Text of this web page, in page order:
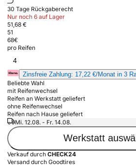
30 Tage Rückgaberecht
Nur noch 6 auf Lager
51,68 €
51
68€
pro Reifen
4
Zinsfreie Zahlung: 17,22 €/Monat in 3
Beliebte Wahl
mit Reifenwechsel
Reifen an Werkstatt geliefert
ohne Reifenwechsel
Reifen nach Hause geliefert
Mi. 12.08. - Fr. 14.08.
Werkstatt
Verkauf durch CHECK24
Versand durch Goodtires